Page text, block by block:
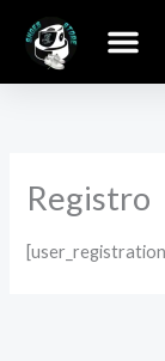
contenido
Registro